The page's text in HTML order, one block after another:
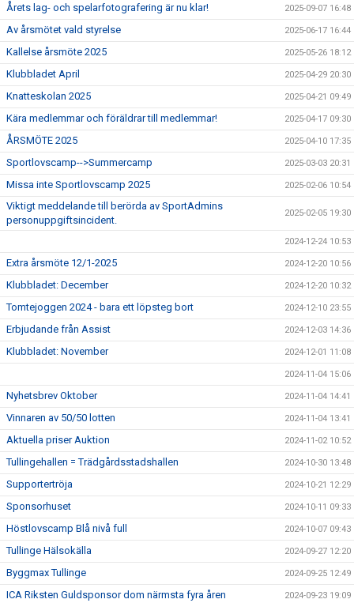
Årets lag- och spelarfotografering är nu klar! 2025-09-07 16:48
Av årsmötet vald styrelse 2025-06-17 16:44
Kallelse årsmöte 2025 2025-05-26 18:12
Klubbladet April 2025-04-29 20:30
Knatteskolan 2025 2025-04-21 09:49
Kära medlemmar och föräldrar till medlemmar! 2025-04-17 09:30
ÅRSMÖTE 2025 2025-04-10 17:35
Sportlovscamp-->Summercamp 2025-03-03 20:31
Missa inte Sportlovscamp 2025 2025-02-06 10:54
Viktigt meddelande till berörda av SportAdmins
personuppgiftsincident.
2025-02-05 19:30
2024-12-24 10:53
Extra årsmöte 12/1-2025 2024-12-20 10:56
Klubbladet: December 2024-12-20 10:32
Tomtejoggen 2024 - bara ett löpsteg bort 2024-12-10 23:55
Erbjudande från Assist 2024-12-03 14:36
Klubbladet: November 2024-12-01 11:08
2024-11-04 15:06
Nyhetsbrev Oktober 2024-11-04 14:41
Vinnaren av 50/50 lotten 2024-11-04 13:41
Aktuella priser Auktion 2024-11-02 10:52
Tullingehallen = Trädgårdsstadshallen 2024-10-30 13:48
Supportertröja 2024-10-21 12:29
Sponsorhuset 2024-10-11 09:33
Höstlovscamp Blå nivå full 2024-10-07 09:43
Tullinge Hälsokälla 2024-09-27 12:20
Byggmax Tullinge 2024-09-25 12:49
ICA Riksten Guldsponsor dom närmsta fyra åren 2024-09-23 19:09